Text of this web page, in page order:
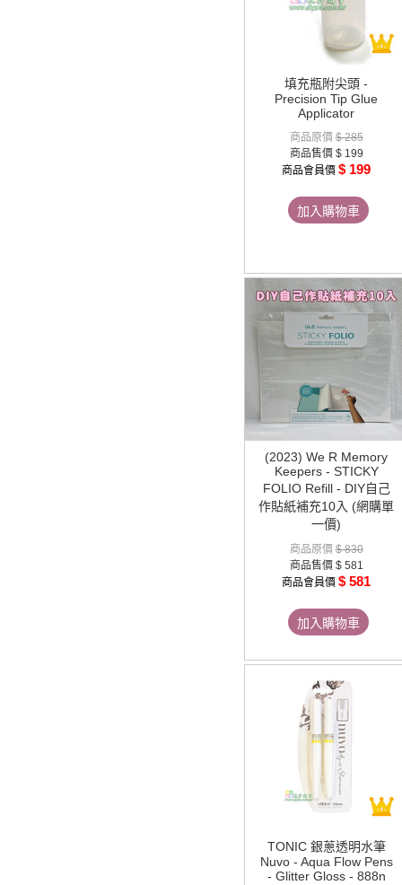
填充瓶附尖頭 -
Precision Tip Glue
Applicator
商品原價$ 285
商品售價 $ 199
商品會員價 $ 199
加入購物車
(2023) We R Memory
Keepers - STICKY
FOLIO Refill - DIY自己
作貼紙補充10入 (網購單
一價)
商品原價$ 830
商品售價 $ 581
商品會員價 $ 581
加入購物車
TONIC 銀蔥透明水筆
Nuvo - Aqua Flow Pens
- Glitter Gloss - 888n